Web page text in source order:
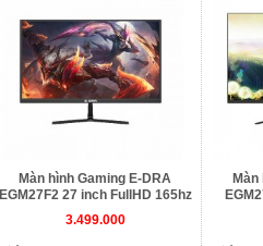
Màn hình Gaming E-DRA
EGM27F2 27 inch FullHD 165hz
3.499.000